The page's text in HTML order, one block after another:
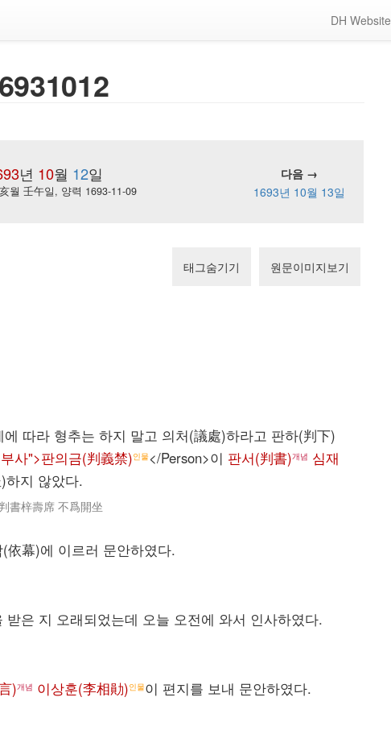
DH Website
년 10월 12일
다음 →
월 壬午일, 양력 1693-11-09 1693년 10월 13일
태그숨기기 원문이미지보기
따라 형추는 하지 말고 의처(議處)하라고 판하(判下)
사">판의금(判義禁)인물</Person>이 판서(判書)개념 심재
하지 않았다.
書梓壽席 不爲開坐
依幕)에 이르러 문안하였다.
받은 지 오래되었는데 오늘 오전에 와서 인사하였다.
)개념 이상훈(李相勛)인물이 편지를 보내 문안하였다.